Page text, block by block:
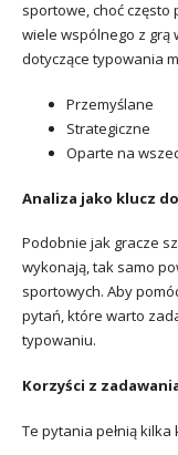
sportowe, choć
wiele wspólnego z grą
dotyczące typowania
Przemyślane
Strategiczne
Oparte na
Analiza jako klucz
Podobnie jak gracze
wykonają, tak samo
sportowych. Aby
pytań, które warto
typowaniu.
Korzyści z
Te pytania pełnią